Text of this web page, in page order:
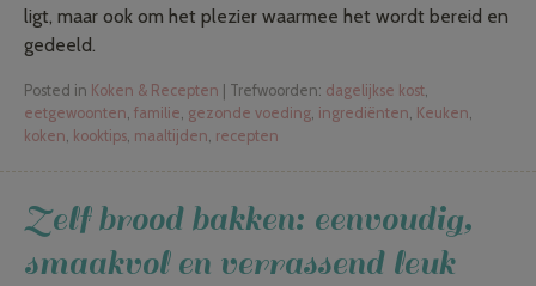
ligt, maar ook om het plezier waarmee het wordt bereid en
gedeeld.
Posted in Koken & Recepten Trefwoorden: dagelijkse kost,
eetgewoonten, familie, gezonde voeding, ingrediënten, Keuken,
koken, kooktips, maaltijden, recepten
Zelf brood bakken: eenvoudig,
smaakvol en verrassend leuk